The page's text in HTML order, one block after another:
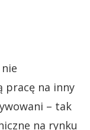
pracę na inny
– tak
na rynku